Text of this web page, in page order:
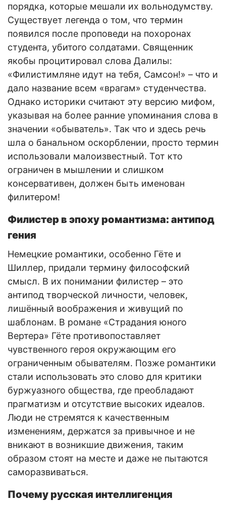
порядка, которые мешали их вольнодумству.
Существует легенда о том, что термин
появился после проповеди на похоронах
студента, убитого солдатами. Священник
якобы процитировал слова Далилы:
«Филистимляне идут на тебя, Самсон!» – что и
дало название всем «врагам» студенчества.
Однако историки считают эту версию мифом,
указывая на более ранние упоминания слова в
значении «обыватель». Так что и здесь речь
шла о банальном оскорблении, просто термин
использовали малоизвестный. Тот кто
ограничен в мышлении и слишком
консервативен, должен быть именован
филитером!
Филистер в эпоху романтизма: антипод
гения
Немецкие романтики, особенно Гёте и
Шиллер, придали термину философский
смысл. В их понимании филистер – это
антипод творческой личности, человек,
лишённый воображения и живущий по
шаблонам. В романе «Страдания юного
Вертера» Гёте противопоставляет
чувственного героя окружающим его
ограниченным обывателям. Позже романтики
стали использовать это слово для критики
буржуазного общества, где преобладают
прагматизм и отсутствие высоких идеалов.
Люди не стремятся к качественным
изменениям, держатся за привычное и не
вникают в возникшие движения, таким
образом стоят на месте и даже не пытаются
саморазвиваться.
Почему русская интеллигенция